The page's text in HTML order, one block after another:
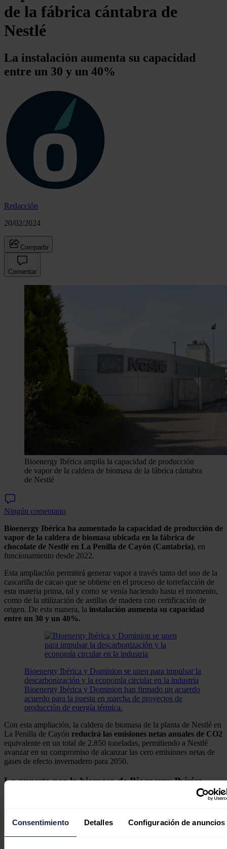
Consentimiento Detalles Configuración de anuncios
de la fábrica cántabra de
Nestlé
La instalación aumenta su capacidad
entre un 30 y un 40%
Redacción
20/02/2024
Compartir
Comentar
Bioenergy Ibérica amplía la capacidad de producción
de vapor de la caldera de biomasa de la fábrica cántabra
de Nestlé
Ningún comentario
Bioenergy Ibérica ha aumentado la capacidad de producción de
vapor de la caldera de biomasa ubicada en la fábrica de
chocolate de Nestlé en La Penilla de Cayón (Cantabria), en
funcionamiento desde 2022.
Esta ampliación permitirá generar vapor a través tanto del uso de la
cascarilla de cacao que se obtiene en el proceso de torrefacción de
esta materia prima, tal y como se venía haciendo hasta el momento,
como de la utilización de astillas de madera con certificación de
origen. De esta manera, la instalación aumenta su capacidad
entre un 30 y un 40%.
Bioenergy Ibérica y Dominion se unen para impulsar la
descarbonización y la economía circular en la industria
Bioenergy Ibérica y Dominion han firmado un acuerdo
acuerdo para la puesta en marcha de proyectos de
producción de energía térmica.
Con esta ampliación, la caldera de biomasa de la planta de Nestlé en
La Penilla de Cayón reducirá las emisiones netas anuales de CO2
equivalente en un total de 2.850 toneladas, permitiendo a Nestlé
avanzar en su compromiso de alcanzar las cero emisiones netas de
gases de efecto invernadero para 2050.
La apuesta por la biomasa de Bioenergy Ibérica
de esta fábrica utiliza la cascarilla que se
biocombustible para la producción de vapor, que se convierte, a su
vez, en fuente de energía para el propio proceso de tostado de esta
materia prima. Con esta instalación, Nestlé fomenta la economía